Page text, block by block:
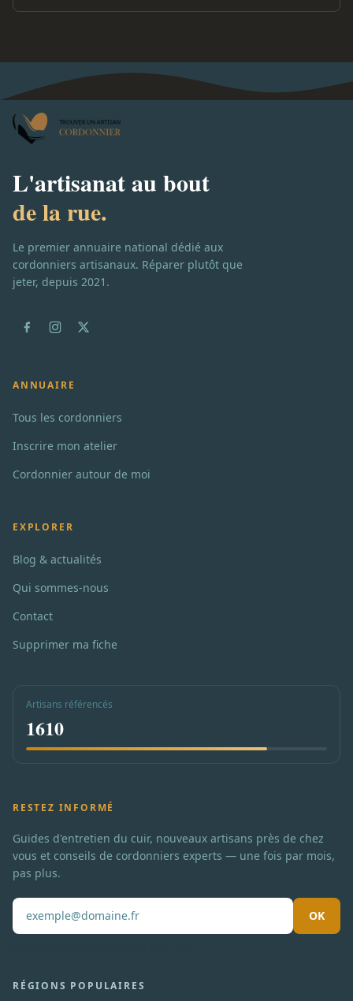
L'artisanat au bout
de la rue.
Le premier annuaire national dédié aux
cordonniers artisanaux. Réparer plutôt que
jeter, depuis 2021.
ANNUAIRE
Tous les cordonniers
Inscrire mon atelier
Cordonnier autour de moi
EXPLORER
Blog & actualités
Qui sommes-nous
Contact
Supprimer ma fiche
Artisans référencés
1610
RESTEZ INFORMÉ
Guides d'entretien du cuir, nouveaux artisans près de chez
vous et conseils de cordonniers experts — une fois par mois,
pas plus.
OK
RÉGIONS POPULAIRES